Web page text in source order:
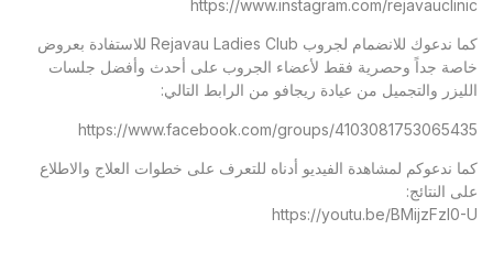
https://www.instagram.com/rejavauclinic
كما ندعوك للانضمام لجروب Rejavau Ladies Club للاستفادة بعروض
خاصة جداً وحصرية فقط لأعضاء الجروب على أحدث وأفضل جلسات
الليزر والتجميل من عيادة ريجافو من الرابط التالي:
https://www.facebook.com/groups/4103081753065435
كما ندعوكم لمشاهدة الفيديو أدناه للتعرف على خطوات العلاج والاطلاع
على النتائج:
https://youtu.be/BMijzFzl0-U